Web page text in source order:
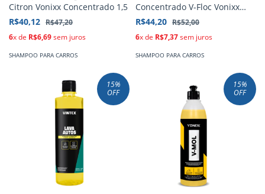
Citron Vonixx Concentrado 1,5
R$40,12 R$47,20
6x de R$6,69sem juros
SHAMPOO PARA CARROS
Concentrado V-Floc Vonixx
1.5L
R$44,20 R$52,00
6x de R$7,37sem juros
SHAMPOO PARA CARROS
15%
OFF
15%
OFF